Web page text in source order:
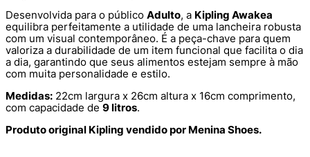
Desenvolvida para o público Adulto, a Kipling Awakea
equilibra perfeitamente a utilidade de uma lancheira robusta
com um visual contemporâneo. É a peça-chave para quem
valoriza a durabilidade de um item funcional que facilita o dia
a dia, garantindo que seus alimentos estejam sempre à mão
com muita personalidade e estilo.
Medidas: 22cm largura x 26cm altura x 16cm comprimento,
com capacidade de 9 litros.
Produto original Kipling vendido por Menina Shoes.